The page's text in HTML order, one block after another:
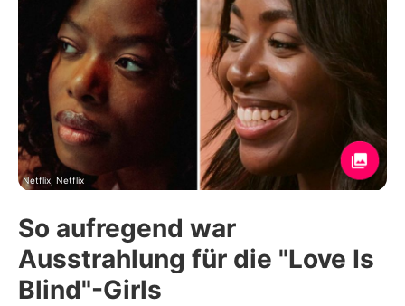
Stars
Filme & Serien
Lifestyle
Familie & Liebe
Promiflash Exklusiv
Alle Themen auf Promiflash
Netflix, Netflix
So aufregend war
Ausstrahlung für die "Love Is
Blind"-Girls